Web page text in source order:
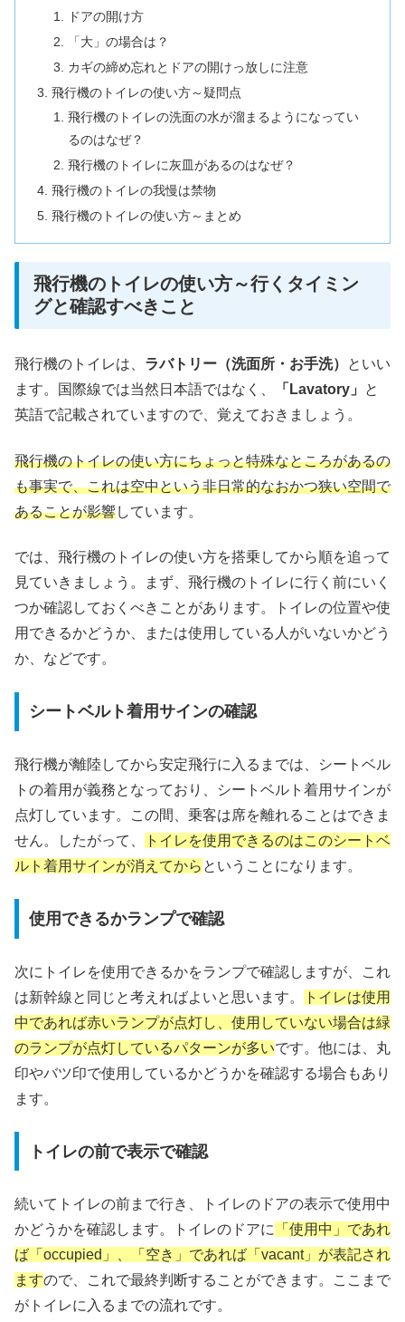
ドアの開け方
「大」の場合は？
カギの締め忘れとドアの開けっ放しに注意
飛行機のトイレの使い方～疑問点
飛行機のトイレの洗面の水が溜まるようになってい
るのはなぜ？
飛行機のトイレに灰皿があるのはなぜ？
飛行機のトイレの我慢は禁物
飛行機のトイレの使い方～まとめ
飛行機のトイレの使い方～行くタイミン
グと確認すべきこと
飛行機のトイレは、 ラバトリー（洗面所・お手洗）
といい
ます。国際線では当然日本語ではなく、
「Lavatory」
と
英語で記載されていますので、覚えておきましょう。
飛行機のトイレの使い方にちょっと特殊なところがあるの
も事実で、これは空中という非日常的なおかつ狭い空間で
あることが影響しています。
では、飛行機のトイレの使い方を搭乗してから順を追って
見ていきましょう。まず、飛行機のトイレに行く前にいく
つか確認しておくべきことがあります。トイレの位置や使
用できるかどうか、または使用している人がいないかどう
か、などです。
シートベルト着用サインの確認
飛行機が離陸してから安定飛行に入るまでは、シートベル
トの着用が義務となっており、シートベルト着用サインが
点灯しています。この間、乗客は席を離れることはできま
せん。したがって、
トイレを使用できるのはこのシートベ
ルト着用サインが消えてから ということになります。
使用できるかランプで確認
次にトイレを使用できるかをランプで確認しますが、これ
は新幹線と同じと考えればよいと思います。
トイレは使用
中であれば赤いランプが点灯し、使用していない場合は緑
のランプが点灯しているパターンが多いです。他には、丸
印やバツ印で使用しているかどうかを確認する場合もあり
ます。
トイレの前で表示で確認
続いてトイレの前まで行き、トイレのドアの表示で使用中
かどうかを確認します。トイレのドアに
「使用中」であれ
ば「occupied」、「空き」であれば「vacant」が表記され
ますので、これで最終判断することができます。ここまで
がトイレに入るまでの流れです。